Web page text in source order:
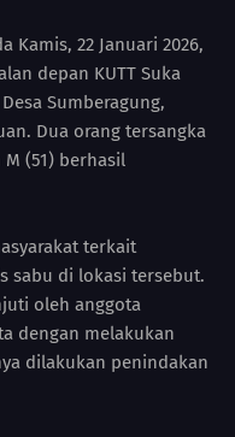
Kamis, 22 Januari 2026,
depan KUTT Suka
Sumberagung,
Dua orang tersangka
(51) berhasil
terkait
sabu di lokasi tersebut.
oleh anggota
dengan melakukan
dilakukan penindakan